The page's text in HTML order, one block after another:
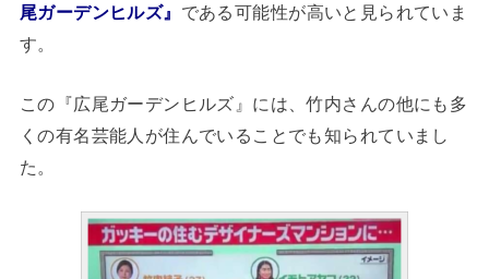
尾ガーデンヒルズ』 である可能性が高いと見られていま
す。
この『広尾ガーデンヒルズ』には、竹内さんの他にも多
くの有名芸能人が住んでいることでも知られていまし
た。